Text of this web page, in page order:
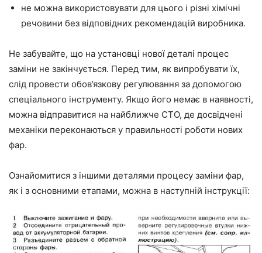
не можна використовувати для цього і різні хімічні
речовини без відповідних рекомендацій виробника.
Не забувайте, що на установці нової деталі процес
заміни не закінчується. Перед тим, як випробувати їх,
слід провести обов’язкову регулювання за допомогою
спеціального інструменту. Якщо його немає в наявності,
можна відправитися на найближче СТО, де досвідчені
механіки переконаються у правильності роботи нових
фар.
Ознайомитися з іншими деталями процесу заміни фар,
як і з основними етапами, можна в наступній інструкції: